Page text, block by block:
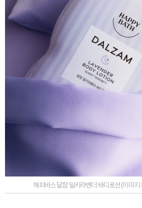
해피바스 달잠 밀키라벤더 바디로션 (이미